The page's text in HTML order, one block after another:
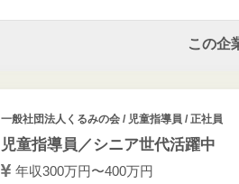
この企
一般社団法人くるみの会/ 児童指導員 / 正社員
児童指導員／シニア世代活躍中
年収300万円〜400万円